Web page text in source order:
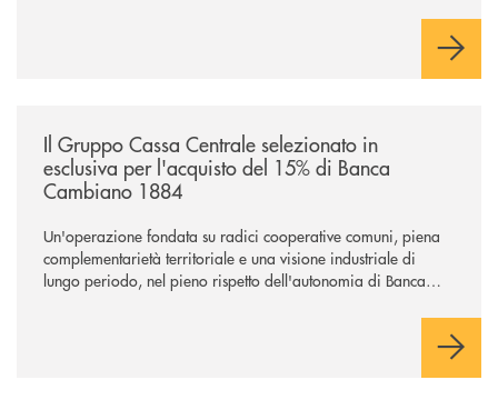
comuni e sulla prossimità ai territori, per ampliare l’offerta e
Il Gruppo Cassa Centrale selezionato in
esclusiva per l'acquisto del 15% di Banca
Cambiano 1884
Un'operazione fondata su radici cooperative comuni, piena
complementarietà territoriale e una visione industriale di
lungo periodo, nel pieno rispetto dell'autonomia di Banca
negoziazione esclusiva per la finalizzazione dell’operazione.